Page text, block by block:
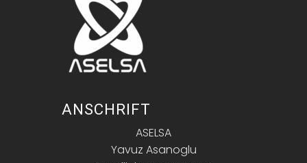
ANSCHRIFT
ASELSA
Yavuz Asanoglu